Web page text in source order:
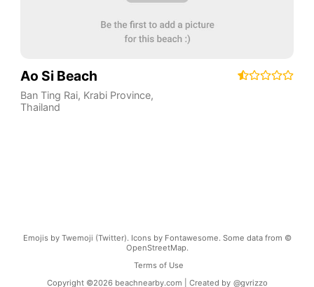
Ao Si Beach
Ban Ting Rai, Krabi Province,
Thailand
Emojis by Twemoji (Twitter). Icons by Fontawesome. Some data from ©
OpenStreetMap.
Terms of Use
Copyright ©2026 beachnearby.com | Created by @gvrizzo